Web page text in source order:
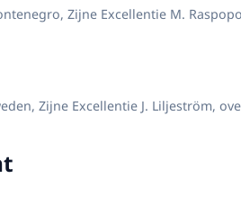
Zijne Excellentie M.
van Zweden overhandigt zijn
Zijne Excellentie J. Liljeström,